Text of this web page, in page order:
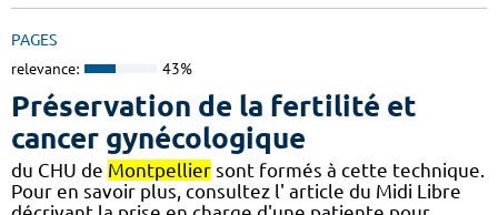
PAGES
relevance: 43%
Préservation de la fertilité et
cancer gynécologique
du CHU de Montpellier sont formés à cette technique.
Pour en savoir plus, consultez l' article du Midi Libre